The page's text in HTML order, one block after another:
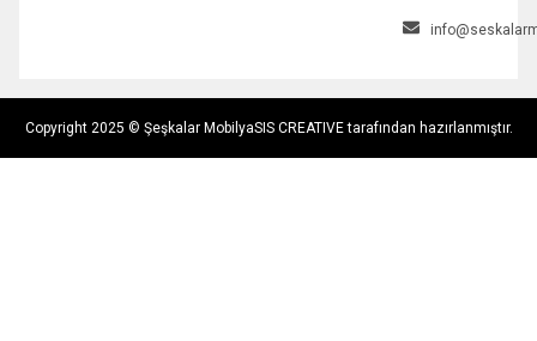
Copyright 2025 © Şeşkalar MobilyaSIS CREATIVE tarafından hazırlanmıştır.